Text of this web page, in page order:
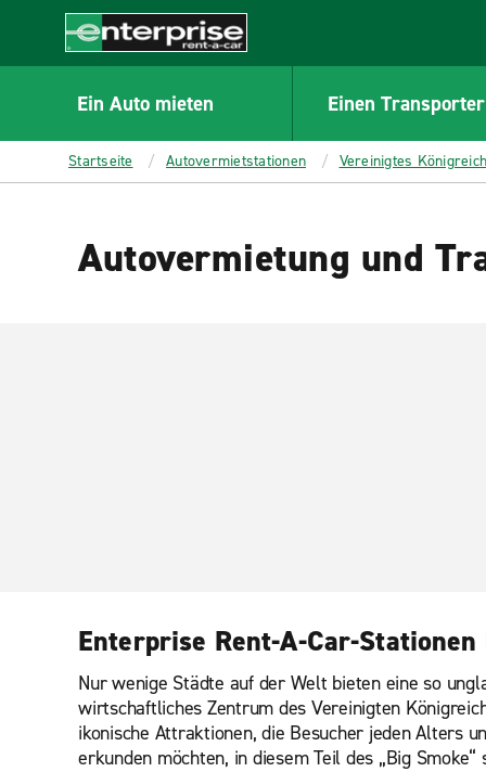
CONTENT
Enterprise
Ein Auto mieten Einen
Startseite Autovermietstationen Vereinigtes Königreich
Autovermietung und
Enterprise Rent-A-Car-
Nur wenige Städte auf der Welt bieten eine so
wirtschaftliches Zentrum des Vereinigten
ikonische Attraktionen, die Besucher jeden Alters
erkunden möchten, in diesem Teil des „Big